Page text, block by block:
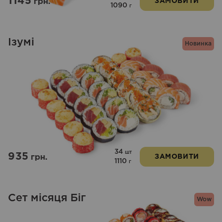
грн. 1090 г
Новинка
Ізумі
935грн.
34 шт
1110 г
ЗАМОВИТИ
Wow
Сет місяця Біг